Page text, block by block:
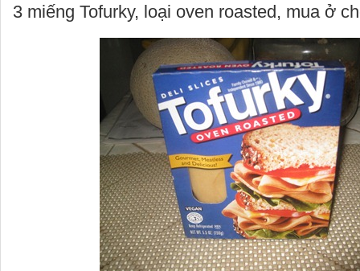
3 miếng Tofurky, loại oven roasted, mua ở